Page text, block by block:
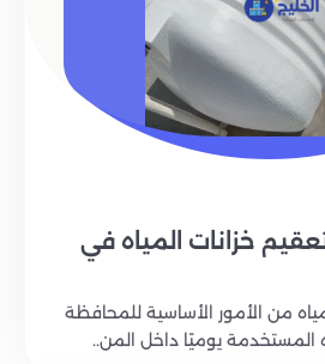
خزانات المياه في
من الأمور الأساسية للمحافظة
المستخدمة يوميًا داخل المن..